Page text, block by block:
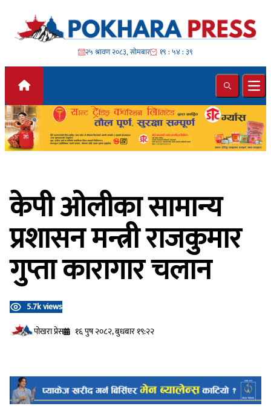
Skip to content
२५ श्रावण २०८३, सोमबार १९ : ५४ : ४१
Search
केपी ओलीका सामान्य
प्रशासन मन्त्री राजकुमार
गुप्ता कारागार चलान
5.7k views
प‍ोखरा प्रेस
१६ पुष २०८२, बुधबार १९:२२